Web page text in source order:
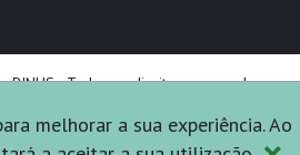
- Todos os direitos reservados.
melhorar a sua experiência. Ao